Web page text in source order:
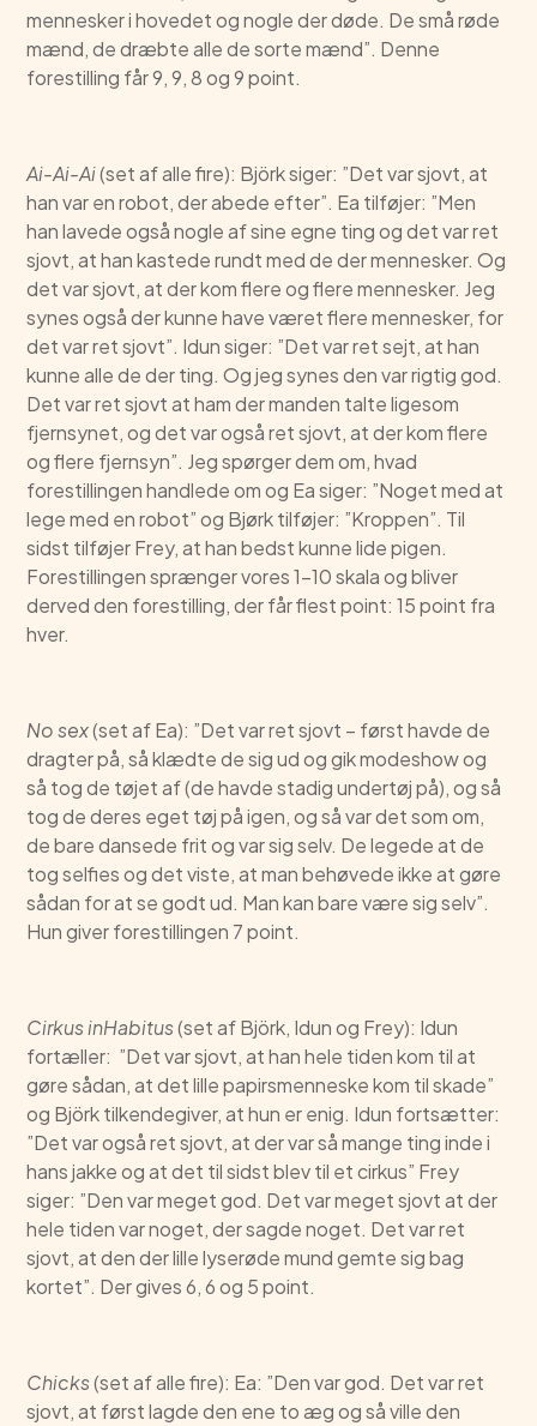
mennesker i hovedet og nogle der døde. De små røde
mænd, de dræbte alle de sorte mænd”. Denne
forestilling får 9, 9, 8 og 9 point.
Ai-Ai-Ai(set af alle fire): Björk siger: ”Det var sjovt, at
han var en robot, der abede efter”. Ea tilføjer: ”Men
han lavede også nogle af sine egne ting og det var ret
sjovt, at han kastede rundt med de der mennesker. Og
det var sjovt, at der kom flere og flere mennesker. Jeg
synes også der kunne have været flere mennesker, for
det var ret sjovt”. Idun siger: ”Det var ret sejt, at han
kunne alle de der ting. Og jeg synes den var rigtig god.
Det var ret sjovt at ham der manden talte ligesom
fjernsynet, og det var også ret sjovt, at der kom flere
og flere fjernsyn”. Jeg spørger dem om, hvad
forestillingen handlede om og Ea siger: ”Noget med at
lege med en robot” og Bjørk tilføjer: ”Kroppen”. Til
sidst tilføjer Frey, at han bedst kunne lide pigen.
Forestillingen sprænger vores 1-10 skala og bliver
derved den forestilling, der får flest point: 15 point fra
hver.
No sex(set af Ea): ”Det var ret sjovt – først havde de
dragter på, så klædte de sig ud og gik modeshow og
så tog de tøjet af (de havde stadig undertøj på), og så
tog de deres eget tøj på igen, og så var det som om,
de bare dansede frit og var sig selv. De legede at de
tog selfies og det viste, at man behøvede ikke at gøre
sådan for at se godt ud. Man kan bare være sig selv”.
Hun giver forestillingen 7 point.
Cirkus inHabitus(set af Björk, Idun og Frey): Idun
fortæller: ”Det var sjovt, at han hele tiden kom til at
gøre sådan, at det lille papirsmenneske kom til skade”
og Björk tilkendegiver, at hun er enig. Idun fortsætter:
”Det var også ret sjovt, at der var så mange ting inde i
hans jakke og at det til sidst blev til et cirkus” Frey
siger: ”Den var meget god. Det var meget sjovt at der
hele tiden var noget, der sagde noget. Det var ret
sjovt, at den der lille lyserøde mund gemte sig bag
kortet”. Der gives 6, 6 og 5 point.
Chicks(set af alle fire): Ea: ”Den var god. Det var ret
sjovt, at først lagde den ene to æg og så ville den